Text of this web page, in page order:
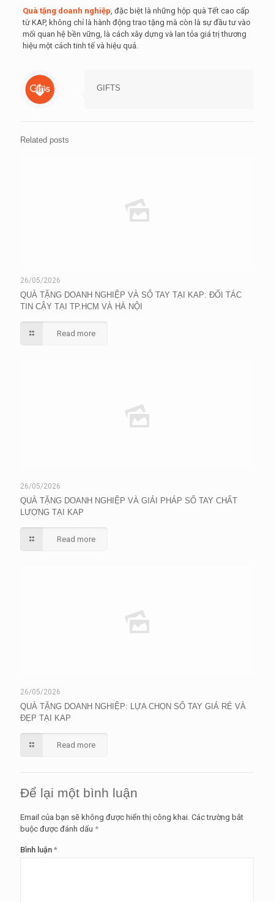
Quà tặng doanh nghiệp, đặc biệt là những hộp quà Tết cao cấp
từ KAP, không chỉ là hành động trao tặng mà còn là sự đầu tư vào
mối quan hệ bền vững, là cách xây dựng và lan tỏa giá trị thương
hiệu một cách tinh tế và hiệu quả.
GIFTS
Related posts
26/05/2026
QUÀ TẶNG DOANH NGHIỆP VÀ SỔ TAY TẠI KAP: ĐỐI TÁC
TIN CẬY TẠI TP.HCM VÀ HÀ NỘI
Read more
26/05/2026
QUÀ TẶNG DOANH NGHIỆP VÀ GIẢI PHÁP SỔ TAY CHẤT
LƯỢNG TẠI KAP
Read more
26/05/2026
QUÀ TẶNG DOANH NGHIỆP: LỰA CHỌN SỔ TAY GIÁ RẺ VÀ
ĐẸP TẠI KAP
Read more
Để lại một bình luận
Email của bạn sẽ không được hiển thị công khai. Các trường bắt
buộc được đánh dấu *
Bình luận *